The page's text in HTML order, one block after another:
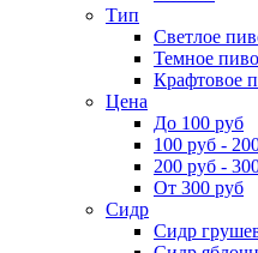
Тип
Светлое
Темное пиво
Крафтовое
Цена
До 100 руб
100 руб -
200 руб -
От 300 руб
Сидр
Сидр